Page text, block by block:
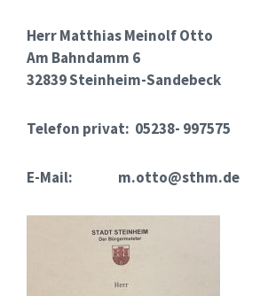
Herr Matthias Meinolf Otto
Am Bahndamm 6
32839 Steinheim-Sandebeck
Telefon privat: 05238- 997575
E-Mail: